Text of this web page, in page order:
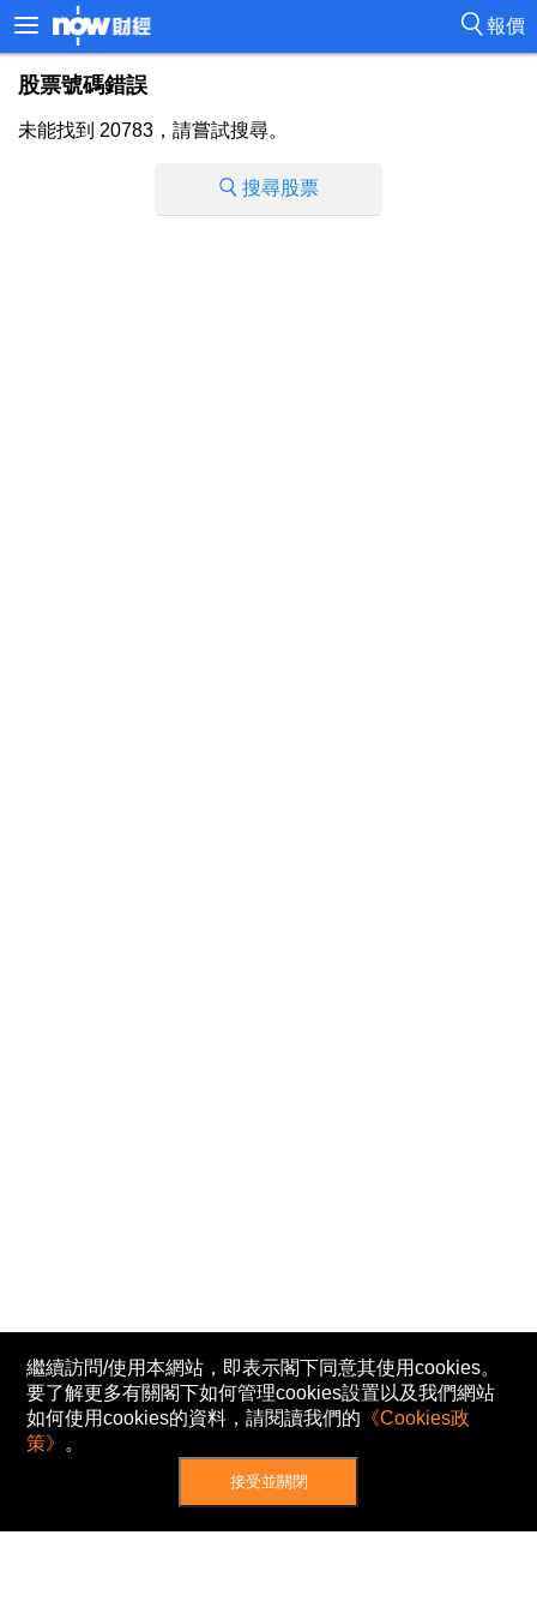
報價
股票號碼錯誤
未能找到 20783，請嘗試搜尋。
搜尋股票
繼續訪問/使用本網站，即表示閣下同意其使用cookies。
要了解更多有關閣下如何管理cookies設置以及我們網站
如何使用cookies的資料，請閱讀我們的 《Cookies政
策》 。
接受並關閉